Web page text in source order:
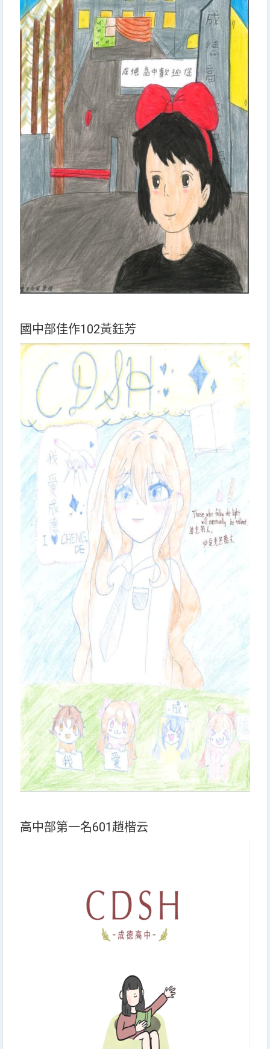
國中部佳作102黃鈺芳
高中部第一名601趙楷云